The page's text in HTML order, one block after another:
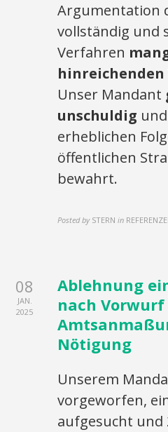
Argumentation
vollständig und
Verfahren
Unser Mandant
unschuldig
erheblichen
öffentlichen
bewahrt.
Posted by STERN in
08
JAN.
2025
Ablehnung
nach
Nötigung
Unserem
vorgeworfen,
aufgesucht und